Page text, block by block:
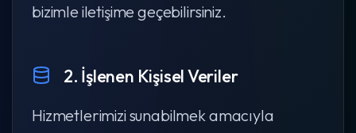
bizimle iletişime geçebilirsiniz.
2. İşlenen Kişisel Veriler
Hizmetlerimizi sunabilmek amacıyla